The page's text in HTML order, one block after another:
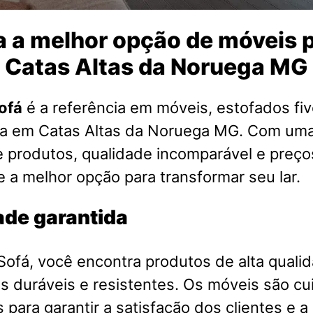
a melhor opção de móveis
Altas da Noruega MG
é a referência em móveis, estofados
em Catas Altas da Noruega MG. Com
produtos, qualidade incomparável e
a melhor opção para transformar seu lar.
garantida
você encontra produtos de alta
duráveis e resistentes. Os móveis são
para garantir a satisfação dos clientes e